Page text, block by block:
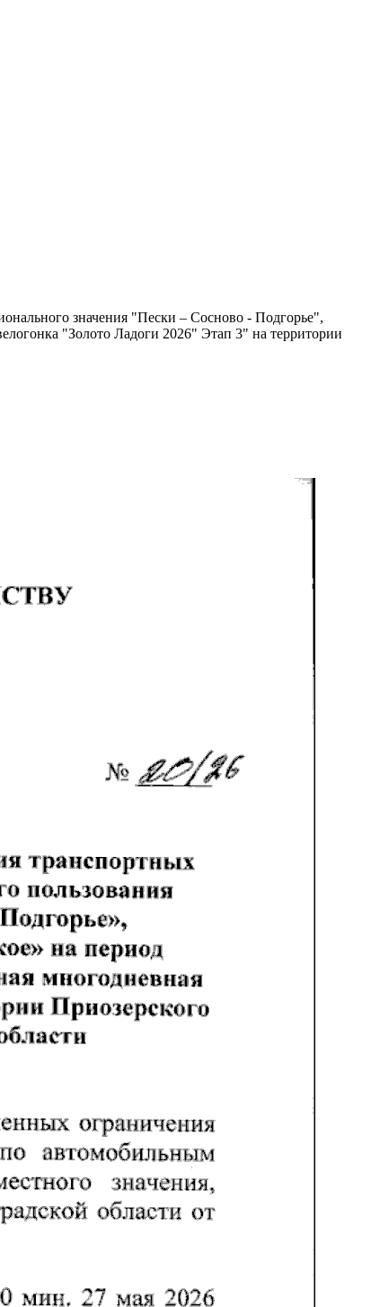
значения "Пески – Сосново - Подгорье",
"Золото Ладоги 2026" Этап 3" на территории